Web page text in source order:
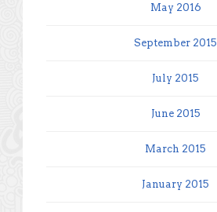
May 2016
September 2015
July 2015
June 2015
March 2015
January 2015